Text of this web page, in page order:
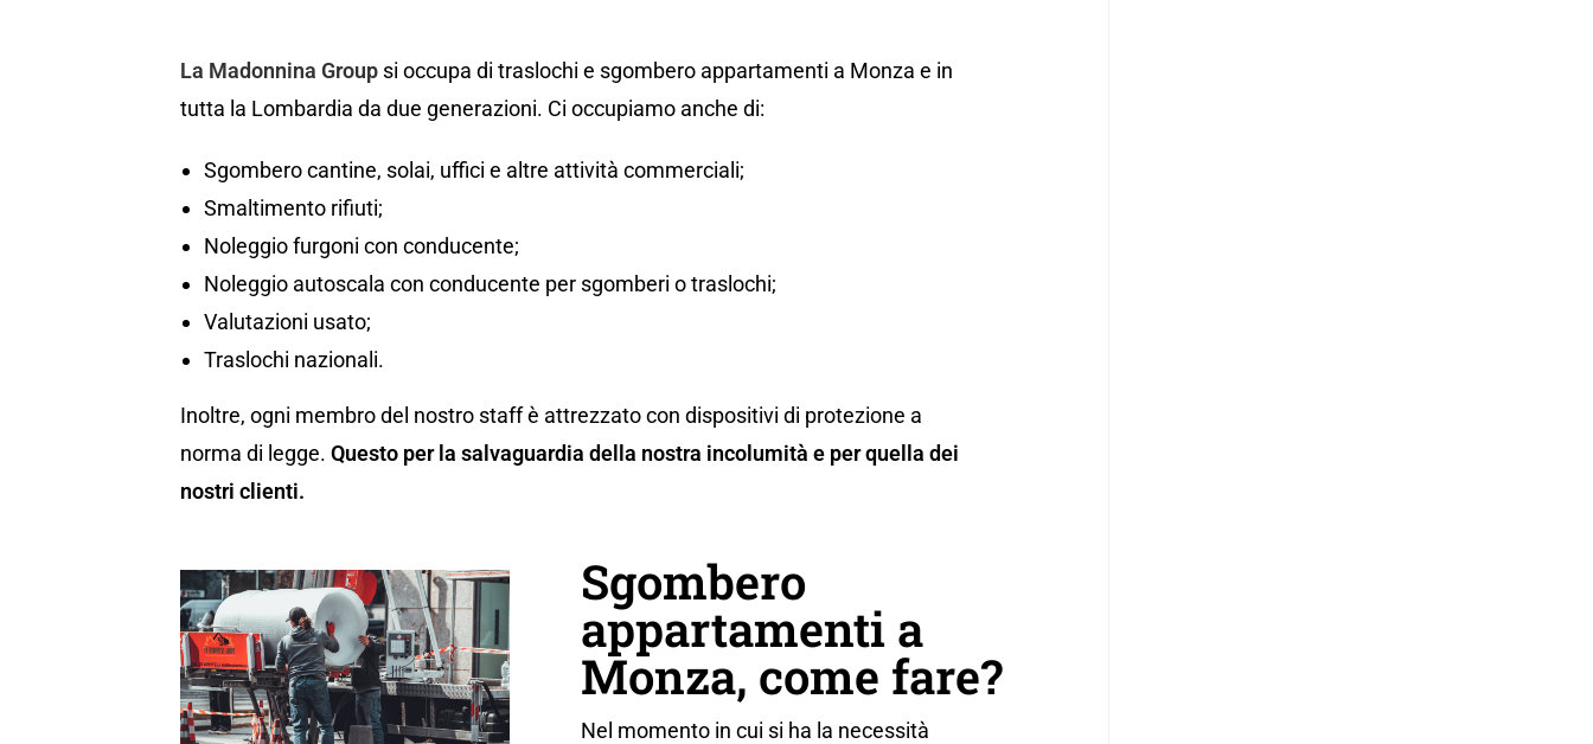
La Madonnina Group si occupa di traslochi e sgombero appartamenti a Monza e in
tutta la Lombardia da due generazioni. Ci occupiamo anche di:
Sgombero cantine, solai, uffici e altre attività commerciali;
Smaltimento rifiuti;
Noleggio furgoni con conducente;
Noleggio autoscala con conducente per sgomberi o traslochi;
Valutazioni usato;
Traslochi nazionali.
Inoltre, ogni membro del nostro staff è attrezzato con dispositivi di protezione a
norma di legge. Questo per la salvaguardia della nostra incolumità e per quella dei
nostri clienti.
Sgombero
appartamenti a
Monza, come fare?
Nel momento in cui si ha la necessità